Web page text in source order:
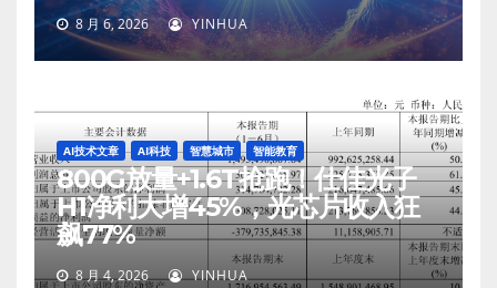
8 月 6, 2026 YINHUA
AI技术文章 AI科技 智慧城市 智能教育
800G放量+1.6T抢跑！仕佳光子
H1净利大增45%，光芯片收入狂
飙77%
8 月 4, 2026 YINHUA